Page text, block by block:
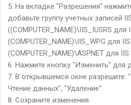
5. На вкладке "Разрешения"
добавьте группу учетных записей
((COMPUTER NAME)\IIS_ IUSRS для
(COMPUTER_NAME)\IIS_WPG для
(COMPUTER_NAME)\ASPNET для IIS
6. Нажмите кнопку "Изменить" для
7. В открывшемся окне разрешите:
Чтение данных", "Удаление".
8. Сохраните изменения.